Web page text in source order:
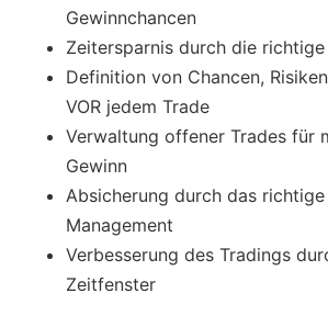
Gewinnchancen
Zeitersparnis durch die richtige
Definition von Chancen,
VOR jedem Trade
Verwaltung offener Trades für
Gewinn
Absicherung durch das
Management
Verbesserung des Tradings
Zeitfenster